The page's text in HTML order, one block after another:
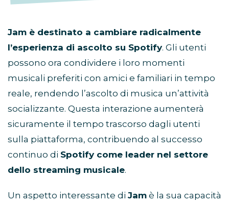
Jam è destinato a cambiare radicalmente
l’esperienza di ascolto su Spotify. Gli utenti
possono ora condividere i loro momenti
musicali preferiti con amici e familiari in tempo
reale, rendendo l’ascolto di musica un’attività
socializzante. Questa interazione aumenterà
sicuramente il tempo trascorso dagli utenti
sulla piattaforma, contribuendo al successo
continuo di Spotify come leader nel settore
dello streaming musicale.
Un aspetto interessante di Jam è la sua capacità